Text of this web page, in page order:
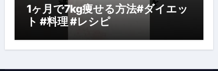
1ヶ月で7kg痩せる方法#ダイエッ
ト #料理 #レシピ